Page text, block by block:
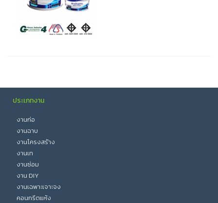
ประเภทงาน
งานก่อ
งานฉาบ
งานโครงสร้าง
งานเท
งานซ่อม
งาน DIY
งานเฉพาะเจาะจง
คอนกรีตแห้ง